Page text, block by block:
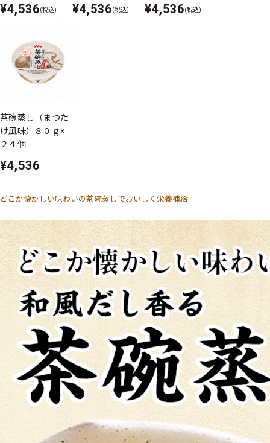
¥4,536(税込) ¥4,536(税込) ¥4,536(税込)
茶碗蒸し（まつた
け風味）８０ｇ×
２４個
¥4,536
どこか懐かしい味わいの茶碗蒸しでおいしく栄養補給